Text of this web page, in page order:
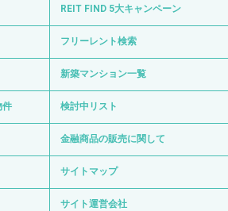
REIT FIND 5大キャンペーン
フリーレント検索
新築マンション一覧
件 検討中リスト
金融商品の販売に関して
サイトマップ
サイト運営会社